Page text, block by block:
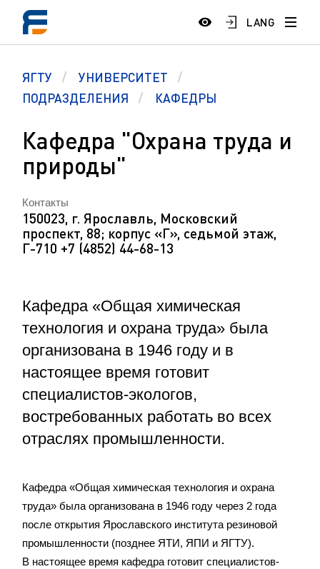
LANG
ЯГТУ
УНИВЕРСИТЕТ
ПОДРАЗДЕЛЕНИЯ
КАФЕДРЫ
Кафедра "Охрана труда и
природы"
Кафедра «Общая химическая
технология и охрана труда» была
организована в 1946 году и в
настоящее время готовит
специалистов-экологов,
востребованных работать во всех
отраслях промышленности.
Кафедра «Общая химическая технология и охрана
труда» была организована в 1946 году через 2 года
после открытия Ярославского института резиновой
промышленности (позднее ЯТИ, ЯПИ и ЯГТУ).
В настоящее время кафедра готовит специалистов-
Контакты
150023, г. Ярославль, Московский
проспект, 88; корпус «Г», седьмой этаж,
Г-710 +7 (4852) 44-68-13